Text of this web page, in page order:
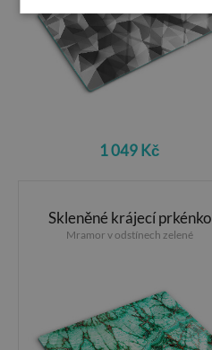
1 049 Kč
Skleněné krájecí prkénko
Mramor v odstínech zelené